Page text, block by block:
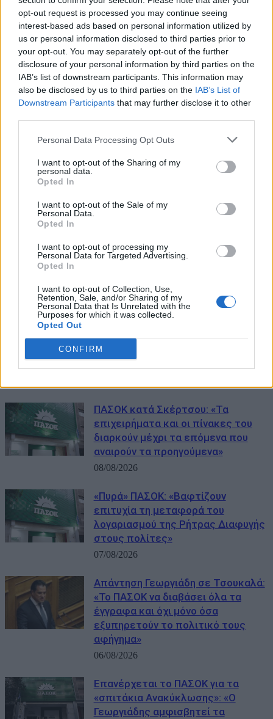
opt-out request is processed you may continue seeing
interest-based ads based on personal information utilized by
us or personal information disclosed to third parties prior to
your opt-out. You may separately opt-out of the further
disclosure of your personal information by third parties on the
IAB’s list of downstream participants. This information may
also be disclosed by us to third parties on the IAB’s List of
Downstream Participants that may further disclose it to other
Personal Data Processing Opt Outs
I want to opt-out of the Sharing of my
personal data.
Opted In
I want to opt-out of the Sale of my
Personal Data.
Opted In
I want to opt-out of processing my
Personal Data for Targeted Advertising.
Opted In
I want to opt-out of Collection, Use,
Retention, Sale, and/or Sharing of my
Personal Data that Is Unrelated with the
Purposes for which it was collected.
Opted Out
CONFIRM
ΜΠΟΡΕΙ ΝΑ ΣΑΣ ΕΝΔΙΑΦΕΡΕΙ
Το ΠΑΣΟΚ επανέρχεται για το
δημοσίευμα της «Εστίας»:
09/08/2026
ουσιαστικό επιχείρημα για την
έκθεση του ΟΟΣΑ – Αξίζουμε όλοι
ΠΑΣΟΚ κατά Σκέρτσου: «Τα
επιχειρήματα και οι πίνακες του
διαρκούν μέχρι τα επόμενα που
αναιρούν τα προηγούμενα»
08/08/2026
«Πυρά» ΠΑΣΟΚ: «Βαφτίζουν
επιτυχία τη μεταφορά του
λογαριασμού της Ρήτρας Διαφυγής
στους πολίτες»
07/08/2026
Απάντηση Γεωργιάδη σε Τσουκαλά:
«Το ΠΑΣΟΚ να διαβάσει όλα τα
έγγραφα και όχι μόνο όσα
εξυπηρετούν το πολιτικό τους
αφήγημα»
06/08/2026
Επανέρχεται το ΠΑΣΟΚ για τα
«σπιτάκια Ανακύκλωσης»: «Ο
Γεωργιάδης αμφισβητεί τα